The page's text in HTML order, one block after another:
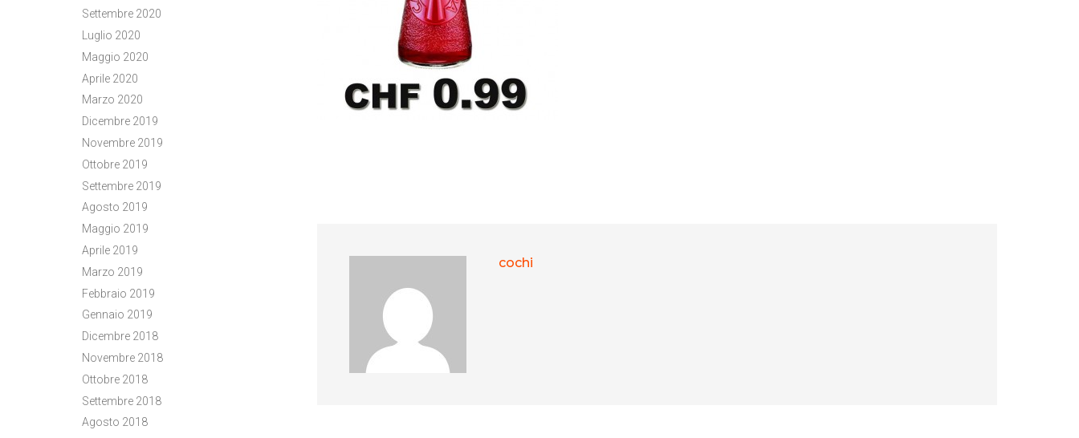
cochi
Settembre 2020
Luglio 2020
Maggio 2020
Aprile 2020
Marzo 2020
Dicembre 2019
Novembre 2019
Ottobre 2019
Settembre 2019
Agosto 2019
Maggio 2019
Aprile 2019
Marzo 2019
Febbraio 2019
Gennaio 2019
Dicembre 2018
Novembre 2018
Ottobre 2018
Settembre 2018
Agosto 2018